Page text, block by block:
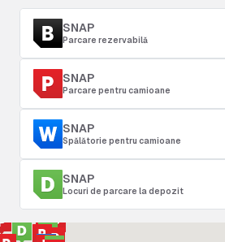
SNAP
Parcare rezervabilă
SNAP
Parcare pentru camioane
SNAP
Spălătorie pentru camioane
SNAP
Locuri de parcare la depozit